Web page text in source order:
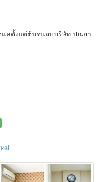
แลตั้งแต่ต้นจนจบบริษัท ปณยา
ม่